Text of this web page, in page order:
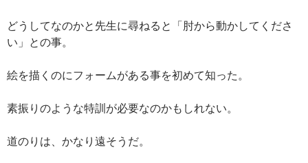
どうしてなのかと先生に尋ねると「肘から動かしてくださ
い」との事。
絵を描くのにフォームがある事を初めて知った。
素振りのような特訓が必要なのかもしれない。
道のりは、かなり遠そうだ。